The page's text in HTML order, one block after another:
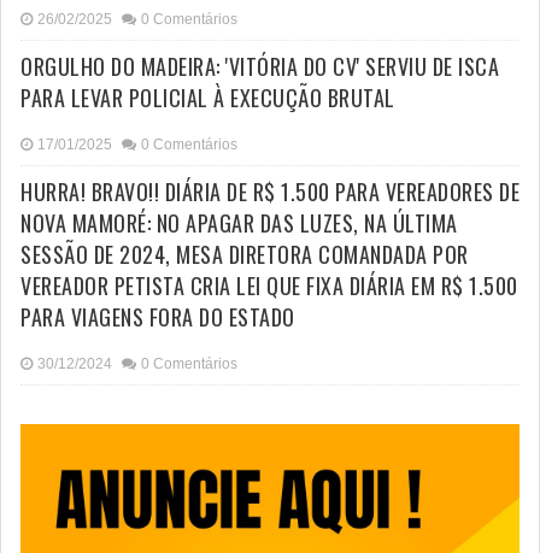
26/02/2025 0 Comentários
ORGULHO DO MADEIRA: 'VITÓRIA DO CV' SERVIU DE ISCA
PARA LEVAR POLICIAL À EXECUÇÃO BRUTAL
17/01/2025 0 Comentários
HURRA! BRAVO!! DIÁRIA DE R$ 1.500 PARA VEREADORES DE
NOVA MAMORÉ: NO APAGAR DAS LUZES, NA ÚLTIMA
SESSÃO DE 2024, MESA DIRETORA COMANDADA POR
VEREADOR PETISTA CRIA LEI QUE FIXA DIÁRIA EM R$ 1.500
PARA VIAGENS FORA DO ESTADO
30/12/2024 0 Comentários